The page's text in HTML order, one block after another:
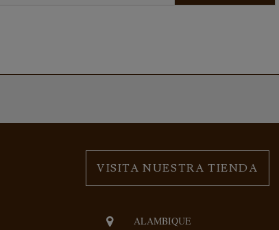
VISITA NUESTRA TIENDA
ALAMBIQUE